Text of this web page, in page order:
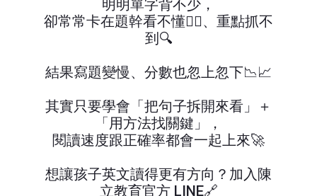
明明單字背不少，
卻常常卡在題幹看不懂😵‍💫、重點抓不
到🔍
結果寫題變慢、分數也忽上忽下📉📈
其實只要學會「把句子拆開來看」＋
「用方法找關鍵」，
閱讀速度跟正確率都會一起上來🚀
想讓孩子英文讀得更有方向？加入陳
立教育官方 LINE🔗